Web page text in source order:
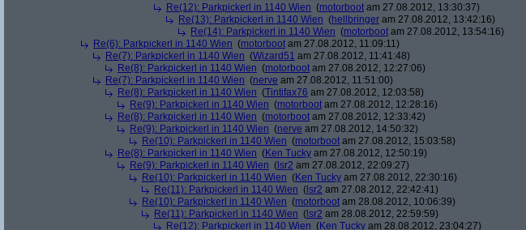
Re(12): Parkpickerl in 1140 Wien (motorboot am 27.08.2012, 13:30:37)
Re(13): Parkpickerl in 1140 Wien (hellbringer am 27.08.2012, 13:42:16)
Re(14): Parkpickerl in 1140 Wien (motorboot am 27.08.2012, 13:54:16)
Re(6): Parkpickerl in 1140 Wien (motorboot am 27.08.2012, 11:09:11)
Re(7): Parkpickerl in 1140 Wien (Wizard51 am 27.08.2012, 11:41:48)
Re(8): Parkpickerl in 1140 Wien (motorboot am 27.08.2012, 12:27:06)
Re(7): Parkpickerl in 1140 Wien (nerve am 27.08.2012, 11:51:00)
Re(8): Parkpickerl in 1140 Wien (Tintifax76 am 27.08.2012, 12:03:58)
Re(9): Parkpickerl in 1140 Wien (motorboot am 27.08.2012, 12:28:16)
Re(8): Parkpickerl in 1140 Wien (motorboot am 27.08.2012, 12:33:42)
Re(9): Parkpickerl in 1140 Wien (nerve am 27.08.2012, 14:50:32)
Re(10): Parkpickerl in 1140 Wien (motorboot am 27.08.2012, 15:03:58)
Re(8): Parkpickerl in 1140 Wien (Ken Tucky am 27.08.2012, 12:50:19)
Re(9): Parkpickerl in 1140 Wien ( lsr2 am 27.08.2012, 22:09:27)
Re(10): Parkpickerl in 1140 Wien (Ken Tucky am 27.08.2012, 22:30:16)
Re(11): Parkpickerl in 1140 Wien ( lsr2 am 27.08.2012, 22:42:41)
Re(10): Parkpickerl in 1140 Wien (motorboot am 28.08.2012, 10:06:39)
Re(11): Parkpickerl in 1140 Wien ( lsr2 am 28.08.2012, 22:59:59)
Re(12): Parkpickerl in 1140 Wien (Ken Tucky am 28.08.2012, 23:04:27)